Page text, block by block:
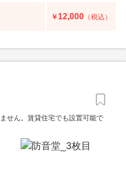
￥12,000 （税込）
せん。賃貸住宅でも設置可能で